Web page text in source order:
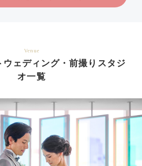
Venue
ウェディング・前撮りスタジ
オ一覧